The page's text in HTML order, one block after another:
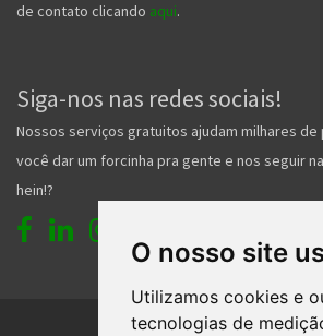
O nosso site
Utilizamos cookies e
tecnologias de
de contato clicando aqui.
Siga-nos nas redes sociais!
Nossos serviços gratuitos ajudam milhares
você dar um forcinha pra gente e nos seguir
hein!?